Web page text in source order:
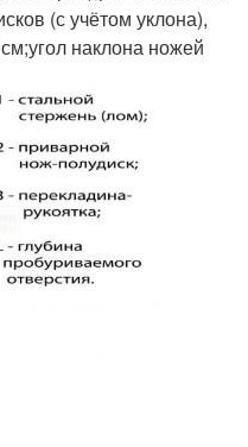
(с учётом уклона),
наклона ножей